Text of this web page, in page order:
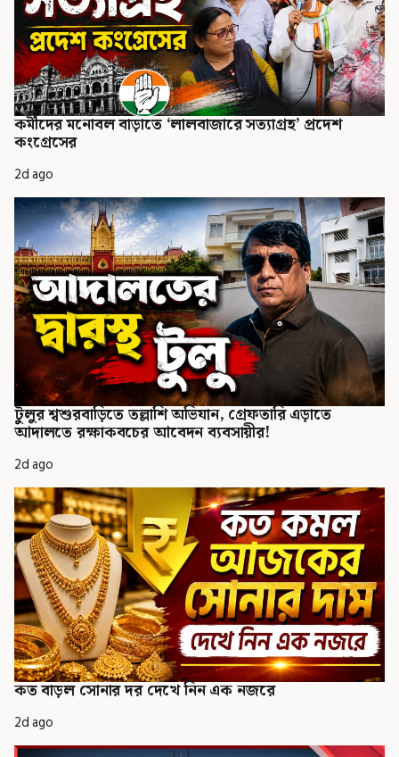
কর্মীদের মনোবল বাড়াতে ‘লালবাজারে সত্যাগ্রহ’ প্রদেশ
কংগ্রেসের
2d ago
টুলুর শ্বশুরবাড়িতে তল্লাশি অভিযান, গ্রেফতারি এড়াতে
আদালতে রক্ষাকবচের আবেদন ব্যবসায়ীর!
2d ago
কত বাড়ল সোনার দর দেখে নিন এক নজরে
2d ago